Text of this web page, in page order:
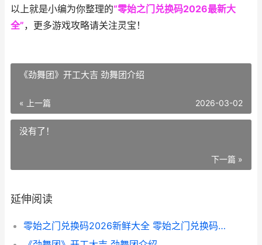
以上就是小编为你整理的“零始之门兑换码2026最新大
全”，更多游戏攻略请关注灵宝！
《劲舞团》开工大吉 劲舞团介绍
« 上一篇 2026-03-02
没有了！
下一篇 »
延伸阅读
零始之门兑换码2026新鲜大全 零始之门兑换码大全最新